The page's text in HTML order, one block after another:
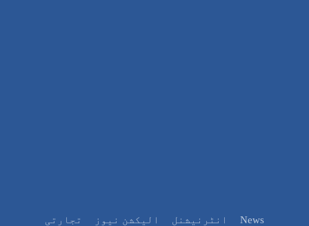
News انٹرنیشنل الیکشن نیوز تجارتی